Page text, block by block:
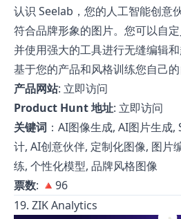
认识 Seelab，您的人工智能创意
符合品牌形象的图片。您可以自
并使用强大的工具进行无缝编辑
基于您的产品和风格训练您自己的
产品网站: 立即访问
Product Hunt 地址: 立即访问
关键词 ：AI图像生成, AI图片生成
计, AI创意伙伴, 定制化图像, 图片
练, 个性化模型, 品牌风格图像
票数: 🔺96
19. ZIK Analytics